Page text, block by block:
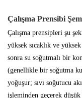
Çalışma Prensibi
Çalışma prensipleri şu
yüksek sıcaklık ve
sonra su soğutmalı bir
(genellikle bir soğutma
yoğuşur; sıvı soğutucu
işleminden geçerek düşük